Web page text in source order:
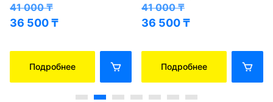
41 000₸
36 500₸
Подробнее
41 000₸
36 500₸
Подробнее